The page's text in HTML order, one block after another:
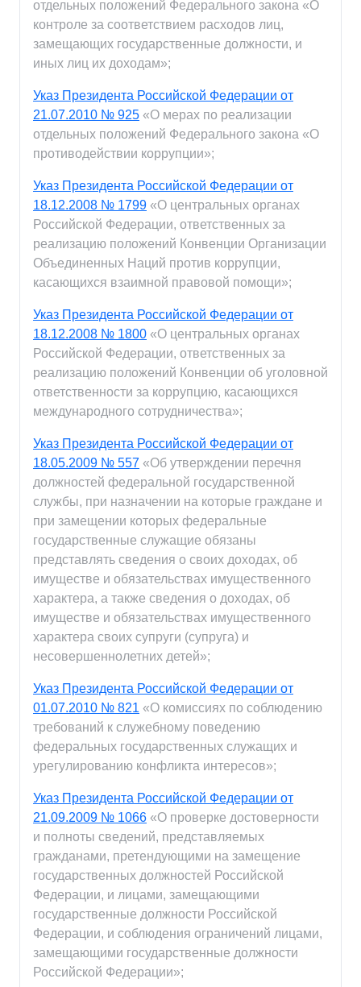
отдельных положений Федерального закона «О
контроле за соответствием расходов лиц,
замещающих государственные должности, и
иных лиц их доходам»;
Указ Президента Российской Федерации от
21.07.2010 № 925 «О мерах по реализации
отдельных положений Федерального закона «О
противодействии коррупции»;
Указ Президента Российской Федерации от
18.12.2008 № 1799 «О центральных органах
Российской Федерации, ответственных за
реализацию положений Конвенции Организации
Объединенных Наций против коррупции,
касающихся взаимной правовой помощи»;
Указ Президента Российской Федерации от
18.12.2008 № 1800 «О центральных органах
Российской Федерации, ответственных за
реализацию положений Конвенции об уголовной
ответственности за коррупцию, касающихся
международного сотрудничества»;
Указ Президента Российской Федерации от
18.05.2009 № 557 «Об утверждении перечня
должностей федеральной государственной
службы, при назначении на которые граждане и
при замещении которых федеральные
государственные служащие обязаны
представлять сведения о своих доходах, об
имуществе и обязательствах имущественного
характера, а также сведения о доходах, об
имуществе и обязательствах имущественного
характера своих супруги (супруга) и
несовершеннолетних детей»;
Указ Президента Российской Федерации от
01.07.2010 № 821 «О комиссиях по соблюдению
требований к служебному поведению
федеральных государственных служащих и
урегулированию конфликта интересов»;
Указ Президента Российской Федерации от
21.09.2009 № 1066 «О проверке достоверности
и полноты сведений, представляемых
гражданами, претендующими на замещение
государственных должностей Российской
Федерации, и лицами, замещающими
государственные должности Российской
Федерации, и соблюдения ограничений лицами,
замещающими государственные должности
Российской Федерации»;